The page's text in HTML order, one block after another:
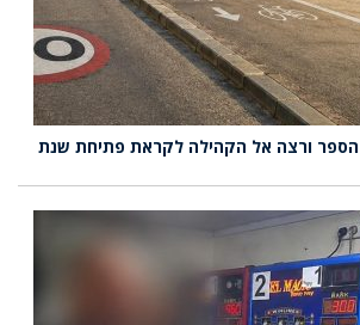
הספר ורצה אל הקהילה לקראת פתיחת שנת